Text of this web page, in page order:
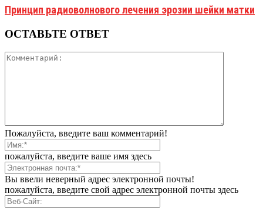
Принцип радиоволнового лечения эрозии шейки матки
ОСТАВЬТЕ ОТВЕТ
Пожалуйста, введите ваш комментарий!
пожалуйста, введите ваше имя здесь
Вы ввели неверный адрес электронной почты!
пожалуйста, введите свой адрес электронной почты здесь